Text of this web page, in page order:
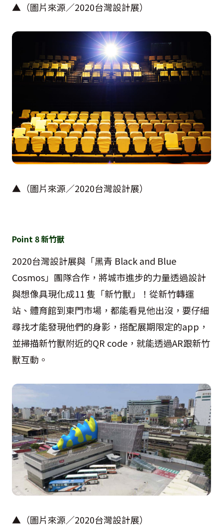
▲（圖片來源／2020台灣設計展）
▲（圖片來源／2020台灣設計展）
Point8新竹獸
2020台灣設計展與「黑青 Black and Blue
Cosmos」團隊合作，將城市進步的力量透過設計
與想像具現化成11隻「新竹獸」！從新竹轉運
站、體育館到東門市場，都能看見他出沒，要仔細
尋找才能發現他們的身影，搭配展期限定的app ，
並掃描新竹獸附近的QR code ，就能透過AR跟新竹
獸互動。
▲（圖片來源／2020台灣設計展）